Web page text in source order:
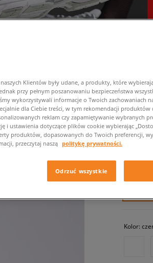
PUMA
męskie,
379,99
Kolor:
Klientów były udane, a produkty, które
przy pełnym poszanowaniu bezpieczeństwa
wykorzystywali informacje o Twoich zachowaniach
dla Ciebie treści, w tym rekomendacji produktów
reklam czy zapamiętywanie wybranych
i ustawienia dotyczące plików cookie wybierając
produktów, dopasowanych do Twoich preferencji,
przeczytaj naszą politykę prywatności.
Odrzuć wszystkie